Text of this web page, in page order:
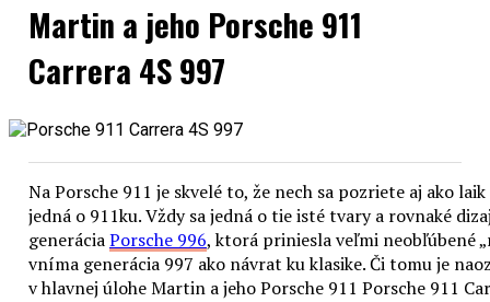
Martin a jeho Porsche 911
Carrera 4S 997
Na Porsche 911 je skvelé to, že nech sa pozriete aj ako
jedná o 911ku. Vždy sa jedná o tie isté tvary a rovnaké
generáciaPorsche 996, ktorá priniesla veľmi neobľúbené
vníma generácia 997 ako návrat ku klasike. Či tomu je
v hlavnej úlohe Martin a jeho Porsche 911 Porsche 911